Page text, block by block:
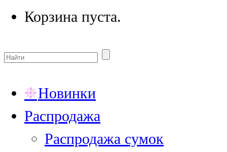
Корзина пуста.
Новинки
Распродажа
Распродажа сумок